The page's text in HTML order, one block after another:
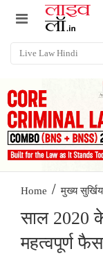
Home / मुख्य
साल 2020
महत्वपूर्ण